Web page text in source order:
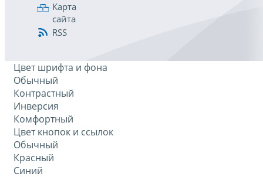
Карта
сайта
RSS
Цвет шрифта и фона
Обычный
Контрастный
Инверсия
Комфортный
Цвет кнопок и ссылок
Обычный
Красный
Синий